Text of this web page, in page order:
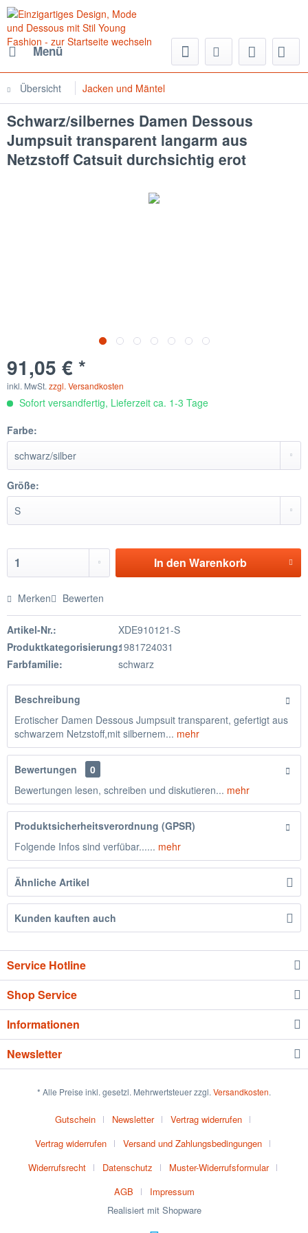
Menü
Übersicht Jacken und Mäntel
Schwarz/silbernes Damen Dessous
Jumpsuit transparent langarm aus
Netzstoff Catsuit durchsichtig erot
91,05 € *
inkl. MwSt. zzgl. Versandkosten
Sofort versandfertig, Lieferzeit ca. 1-3 Tage
Farbe:
Größe:
In den Warenkorb
Merken Bewerten
Artikel-Nr.:
XDE910121-S
Produktkategorisierung:1981724031
Farbfamilie:
schwarz
Beschreibung
Erotischer Damen Dessous Jumpsuit transparent, gefertigt aus
schwarzem Netzstoff,mit silbernem... mehr
Bewertungen
0
Bewertungen lesen, schreiben und diskutieren... mehr
Produktsicherheitsverordnung (GPSR)
Folgende Infos sind verfübar...... mehr
Ähnliche Artikel
Kunden kauften auch
Service Hotline
Shop Service
Informationen
Newsletter
* Alle Preise inkl. gesetzl. Mehrwertsteuer zzgl. Versandkosten.
Gutschein Newsletter
Vertrag widerrufen
Vertrag widerrufen
Versand und Zahlungsbedingungen
Widerrufsrecht
Datenschutz
Muster-Widerrufsformular
AGB
Impressum
Realisiert mit Shopware